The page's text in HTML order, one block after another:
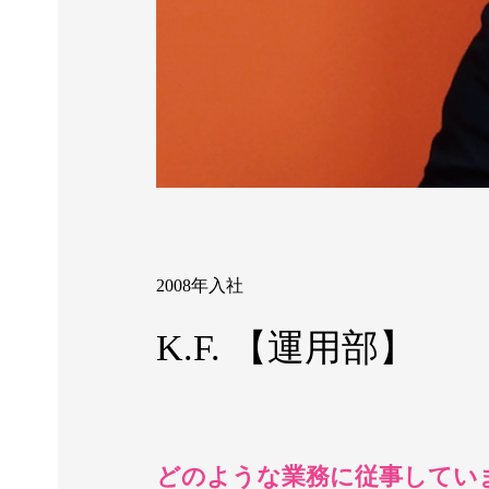
2008年入社
K.F. 【運用部】
どのような業務に従事してい